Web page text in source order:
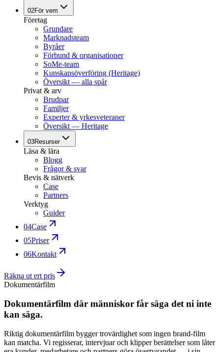
02För vem
Företag
Grundare
Marknadsteam
Byråer
Förbund & organisationer
SoMe-team
Kunskapsöverföring (Heritage)
Översikt — alla spår
Privat & arv
Brudpar
Familjer
Experter & yrkesveteraner
Översikt — Heritage
03Resurser
Läsa & lära
Blogg
Frågor & svar
Bevis & nätverk
Case
Partners
Verktyg
Guider
04Case
05Priser
06Kontakt
Räkna ut ert pris
Dokumentärfilm
Dokumentärfilm där människor får säga det ni inte
kan säga.
Riktig dokumentärfilm bygger trovärdighet som ingen brand-film
kan matcha. Vi regisserar, intervjuar och klipper berättelser som låter